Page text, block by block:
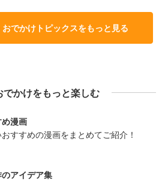
でかけトピックスをもっと見る
でかけをもっと楽しむ
漫画
すすめの漫画をまとめてご紹介！
アイデア集